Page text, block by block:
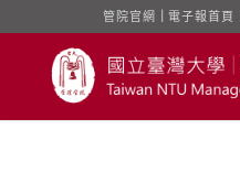
管院官網 電子報首頁